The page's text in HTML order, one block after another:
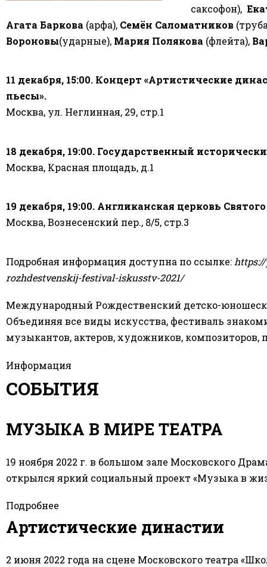
саксофон),
Агата Баркова (арфа), Семён Саломатников
Вороновы(ударные), Мария Полякова (флейта),
11 декабря, 15:00. Концерт «Артистические
пьесы».
Москва, ул. Неглинная, 29, стр.1
18 декабря, 19:00. Государственный
Москва, Красная площадь, д.1
19 декабря, 19:00. Англиканская церковь
Москва, Вознесенский пер., 8/5, стр.3
Подробная информация доступна по ссылке:
rozhdestvenskij-festival-iskusstv-2021/
Международный Рождественский детско-
Объединяя все виды искусства, фестиваль
музыкантов, актеров, художников, композиторов,
Информация
СОБЫТИЯ
МУЗЫКА В МИРЕ ТЕАТРА
19 ноября 2022 г. в большом зале Московского
открылся яркий социальный проект «Музыка в
Подробнее
Артистические династии
2 июня 2022 года на сцене Московского театра